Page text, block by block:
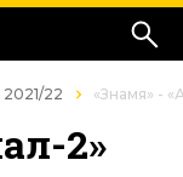
2021/22 «Знамя» -
2»